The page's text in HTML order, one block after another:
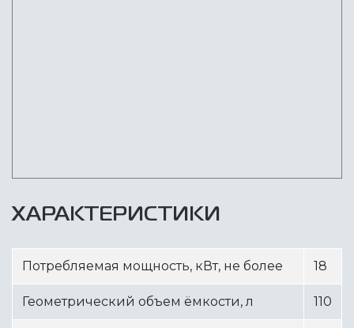
ХАРАКТЕРИСТИКИ
Потребляемая мощность, кВт, не более 18
Геометрический объем ёмкости, л 110